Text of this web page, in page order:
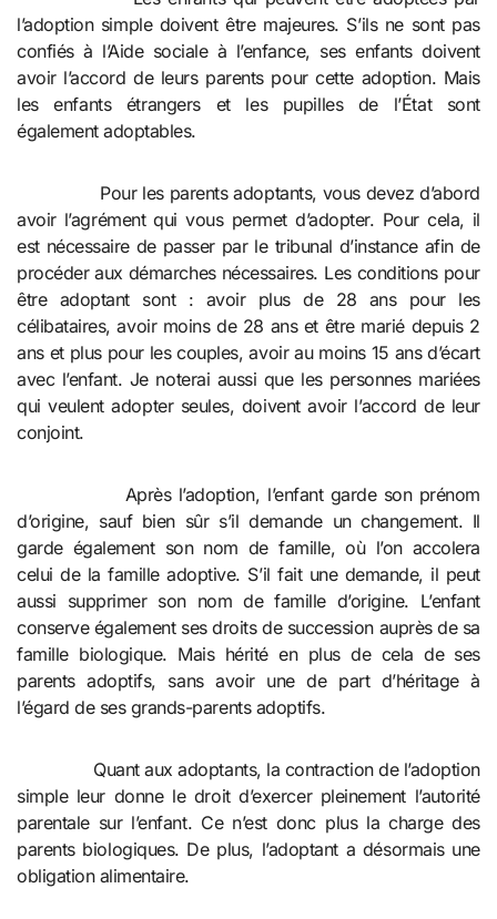
l’adoption simple doivent être majeures. S’ils ne sont pas
confiés à l’Aide sociale à l’enfance, ses enfants doivent
avoir l’accord de leurs parents pour cette adoption. Mais
les enfants étrangers et les pupilles de l’État sont
également adoptables.
Pour les parents adoptants, vous devez d’abord
avoir l’agrément qui vous permet d’adopter. Pour cela, il
est nécessaire de passer par le tribunal d’instance afin de
procéder aux démarches nécessaires. Les conditions pour
être adoptant sont : avoir plus de 28 ans pour les
célibataires, avoir moins de 28 ans et être marié depuis 2
ans et plus pour les couples, avoir au moins 15 ans d’écart
avec l’enfant. Je noterai aussi que les personnes mariées
qui veulent adopter seules, doivent avoir l’accord de leur
conjoint.
Après l’adoption, l’enfant garde son prénom
d’origine, sauf bien sûr s’il demande un changement. Il
garde également son nom de famille, où l’on accolera
celui de la famille adoptive. S’il fait une demande, il peut
aussi supprimer son nom de famille d’origine. L’enfant
conserve également ses droits de succession auprès de sa
famille biologique. Mais hérité en plus de cela de ses
parents adoptifs, sans avoir une de part d’héritage à
l’égard de ses grands-parents adoptifs.
Quant aux adoptants, la contraction de l’adoption
simple leur donne le droit d’exercer pleinement l’autorité
parentale sur l’enfant. Ce n’est donc plus la charge des
parents biologiques. De plus, l’adoptant a désormais une
obligation alimentaire.